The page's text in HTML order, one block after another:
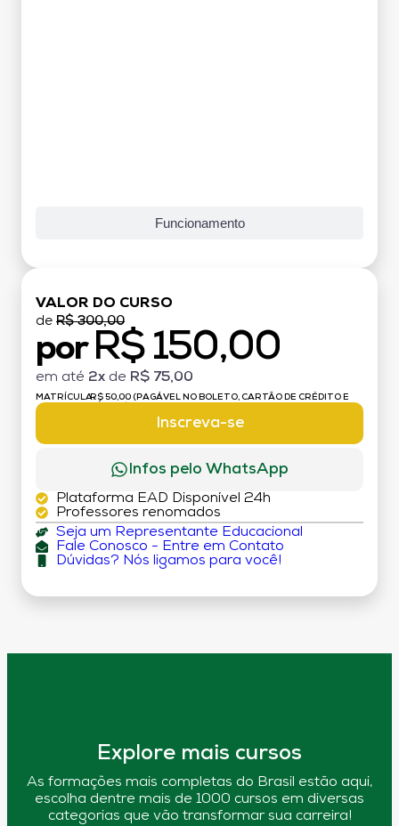
Funcionamento
VALOR DO CURSO
de R$ 300,00
por R$ 150,00
em até 2x de R$ 75,00
MATRÍCULA:R$ 50,00 (PAGÁVEL NO BOLETO, CARTÃO DE CRÉDITO E
Inscreva-se
Infos pelo WhatsApp
Plataforma EAD Disponível 24h
Professores renomados
Seja um Representante Educacional
Fale Conosco - Entre em Contato
Dúvidas? Nós ligamos para você!
Explore mais cursos
As formações mais completas do Brasil estão aqui,
escolha dentre mais de 1000 cursos em diversas
categorias que vão transformar sua carreira!